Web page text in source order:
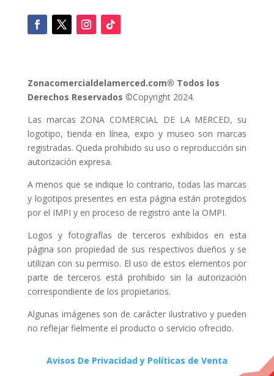
Zonacomercialdelamerced.com® Todos los
Derechos Reservados ©Copyright 2024.
Las marcas ZONA COMERCIAL DE LA MERCED, su
logotipo, tienda en línea, expo y museo son marcas
registradas. Queda prohibido su uso o reproducción sin
autorización expresa.
A menos que se indique lo contrario, todas las marcas
y logotipos presentes en esta página están protegidos
por el IMPI y en proceso de registro ante la OMPI.
Logos y fotografías de terceros exhibidos en esta
página son propiedad de sus respectivos dueños y se
utilizan con su permiso. El uso de estos elementos por
parte de terceros está prohibido sin la autorización
correspondiente de los propietarios.
Algunas imágenes son de carácter ilustrativo y pueden
no reflejar fielmente el producto o servicio ofrecido.
Avisos De Privacidad y Políticas de Venta